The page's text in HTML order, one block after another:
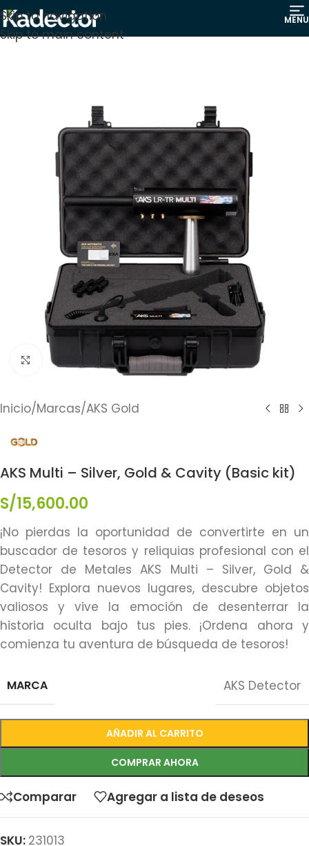
Skip to navigation
Skip to main content
MENU
Click to enlarge
Inicio/Marcas/AKS Gold
AKS Multi – Silver, Gold & Cavity (Basic kit)
S/15,600.00
¡No pierdas la oportunidad de convertirte en un
buscador de tesoros y reliquias profesional con el
Detector de Metales AKS Multi – Silver, Gold &
Cavity! Explora nuevos lugares, descubre objetos
valiosos y vive la emoción de desenterrar la
historia oculta bajo tus pies. ¡Ordena ahora y
comienza tu aventura de búsqueda de tesoros!
MARCA AKS Detector
AÑADIR AL CARRITO
COMPRAR AHORA
Comparar Agregar a lista de deseos
SKU: 231013